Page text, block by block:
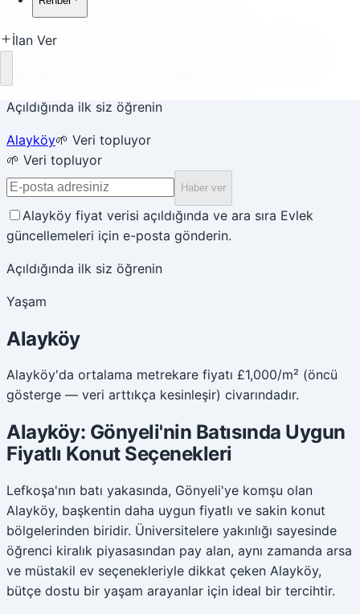
İlan Ver
Açıldığında ilk siz öğrenin
Alayköy🌱 Veri topluyor
🌱 Veri topluyor
Haber ver
Alayköy fiyat verisi açıldığında ve ara sıra Evlek
güncellemeleri için e-posta gönderin.
Açıldığında ilk siz öğrenin
Yaşam
Alayköy
Alayköy'da ortalama metrekare fiyatı £1,000/m² (öncü
gösterge — veri arttıkça kesinleşir) civarındadır.
Alayköy: Gönyeli'nin Batısında Uygun
Fiyatlı Konut Seçenekleri
Lefkoşa'nın batı yakasında, Gönyeli'ye komşu olan
Alayköy, başkentin daha uygun fiyatlı ve sakin konut
bölgelerinden biridir. Üniversitelere yakınlığı sayesinde
öğrenci kiralık piyasasından pay alan, aynı zamanda arsa
ve müstakil ev seçenekleriyle dikkat çeken Alayköy,
bütçe dostu bir yaşam arayanlar için ideal bir tercihtir.